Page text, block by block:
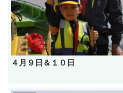
４月９日＆１０日